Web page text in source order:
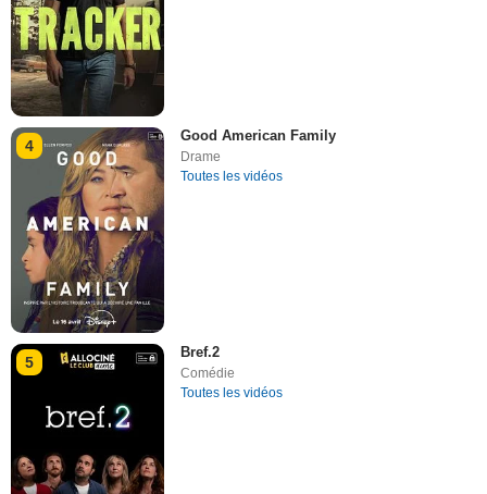
4
Good American Family
Drame
Toutes les vidéos
5
Bref.2
Comédie
Toutes les vidéos